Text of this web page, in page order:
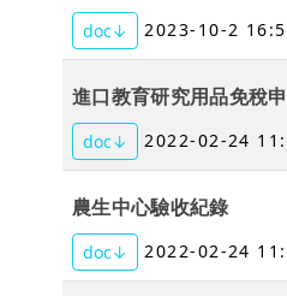
doc↓ 2023-10-2
進口教育研究用品免稅
doc↓ 2022-02-24
農生中心驗收紀錄
doc↓ 2022-02-24